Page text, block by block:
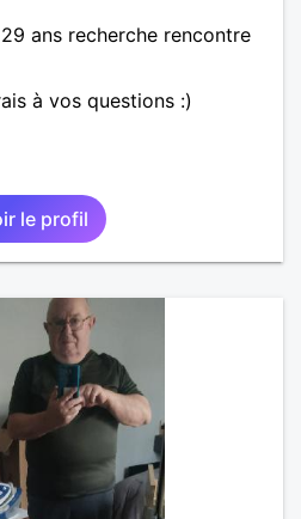
ans recherche rencontre
à vos questions :)
le profil